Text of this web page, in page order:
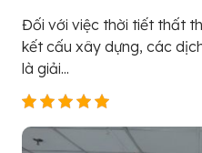
Đối với việc thời tiết thất
kết cấu xây dựng, các
là giải...